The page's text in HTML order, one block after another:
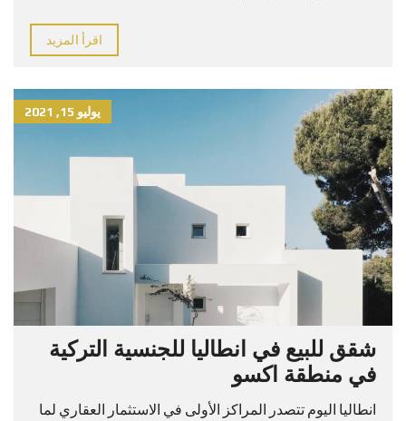
اقرأ المزيد
يوليو 15, 2021
شقق للبيع في انطاليا للجنسية التركية
في منطقة اكسو
انطاليا اليوم تتصدر المراكز الأولى في الاستثمار العقاري لما